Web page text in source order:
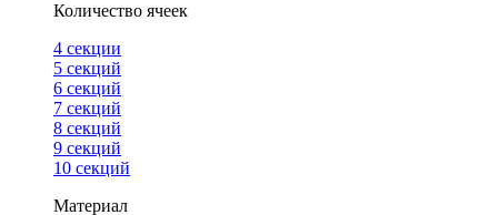
Количество ячеек
4 cекции
5 секций
6 секций
7 секций
8 секций
9 секций
10 секций
Материал